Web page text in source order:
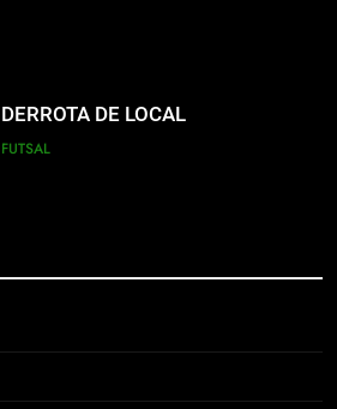
DERROTA DE LOCAL
FUTSAL
LISTA DE CONVOCADOS